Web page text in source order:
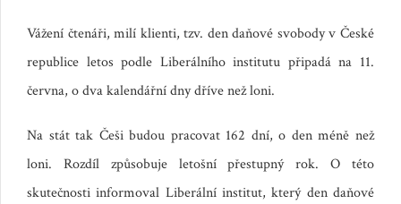
Vážení čtenáři, milí klienti, tzv. den daňové svobody v České
republice letos podle Liberálního institutu připadá na 11.
června, o dva kalendářní dny dříve než loni.
Na stát tak Češi budou pracovat 162 dní, o den méně než
loni. Rozdíl způsobuje letošní přestupný rok. O této
skutečnosti informoval Liberální institut, který den daňové